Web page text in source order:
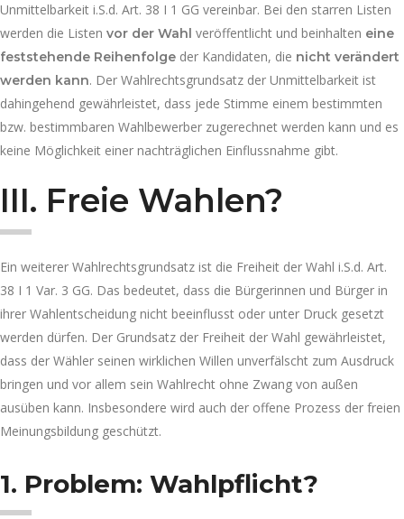
Unmittelbarkeit i.S.d. Art. 38 I 1 GG vereinbar. Bei den starren Listen
werden die Listen vor der Wahl veröffentlicht und beinhalten eine
feststehende Reihenfolge der Kandidaten, die nicht verändert
werden kann. Der Wahlrechtsgrundsatz der Unmittelbarkeit ist
dahingehend gewährleistet, dass jede Stimme einem bestimmten
bzw. bestimmbaren Wahlbewerber zugerechnet werden kann und es
keine Möglichkeit einer nachträglichen Einflussnahme gibt.
III. Freie Wahlen?
Ein weiterer Wahlrechtsgrundsatz ist die Freiheit der Wahl i.S.d. Art.
38 I 1 Var. 3 GG. Das bedeutet, dass die Bürgerinnen und Bürger in
ihrer Wahlentscheidung nicht beeinflusst oder unter Druck gesetzt
werden dürfen. Der Grundsatz der Freiheit der Wahl gewährleistet,
dass der Wähler seinen wirklichen Willen unverfälscht zum Ausdruck
bringen und vor allem sein Wahlrecht ohne Zwang von außen
ausüben kann. Insbesondere wird auch der offene Prozess der freien
Meinungsbildung geschützt.
1. Problem: Wahlpflicht?